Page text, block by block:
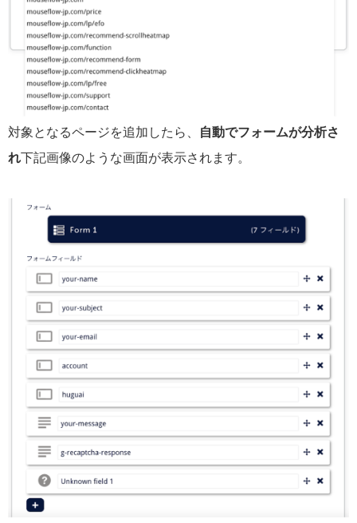
対象となるページを追加したら、
自動でフォームが分析さ
れ下記画像のような画面が表示されます。